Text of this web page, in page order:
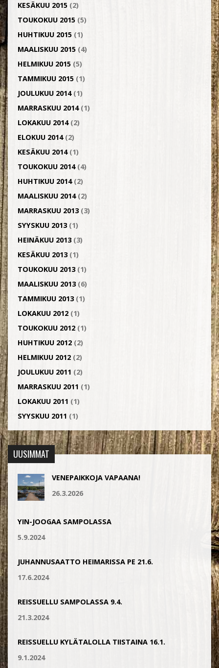
KESÄKUU 2015(2)
TOUKOKUU 2015(5)
HUHTIKUU 2015(1)
MAALISKUU 2015(4)
HELMIKUU 2015(5)
TAMMIKUU 2015(1)
JOULUKUU 2014(1)
MARRASKUU 2014(1)
LOKAKUU 2014(2)
ELOKUU 2014(2)
KESÄKUU 2014(1)
TOUKOKUU 2014(4)
HUHTIKUU 2014(2)
MAALISKUU 2014(2)
MARRASKUU 2013(3)
SYYSKUU 2013(1)
HEINÄKUU 2013(3)
KESÄKUU 2013(1)
TOUKOKUU 2013(1)
MAALISKUU 2013(6)
TAMMIKUU 2013(1)
LOKAKUU 2012(1)
TOUKOKUU 2012(1)
HUHTIKUU 2012(2)
HELMIKUU 2012(2)
JOULUKUU 2011 (2)
MARRASKUU 2011 (1)
LOKAKUU 2011 (1)
SYYSKUU 2011 (1)
UUSIMMAT
VENEPAIKKOJA VAPAANA!
26.3.2026
YIN-JOOGAA SAMPOLASSA
5.9.2024
JUHANNUSAATTO HEIMARISSA PE 21.6.
17.6.2024
REISSUELLU SAMPOLASSA 9.4.
21.3.2024
REISSUELLU KYLÄTALOLLA TIISTAINA 16.1.
9.1.2024